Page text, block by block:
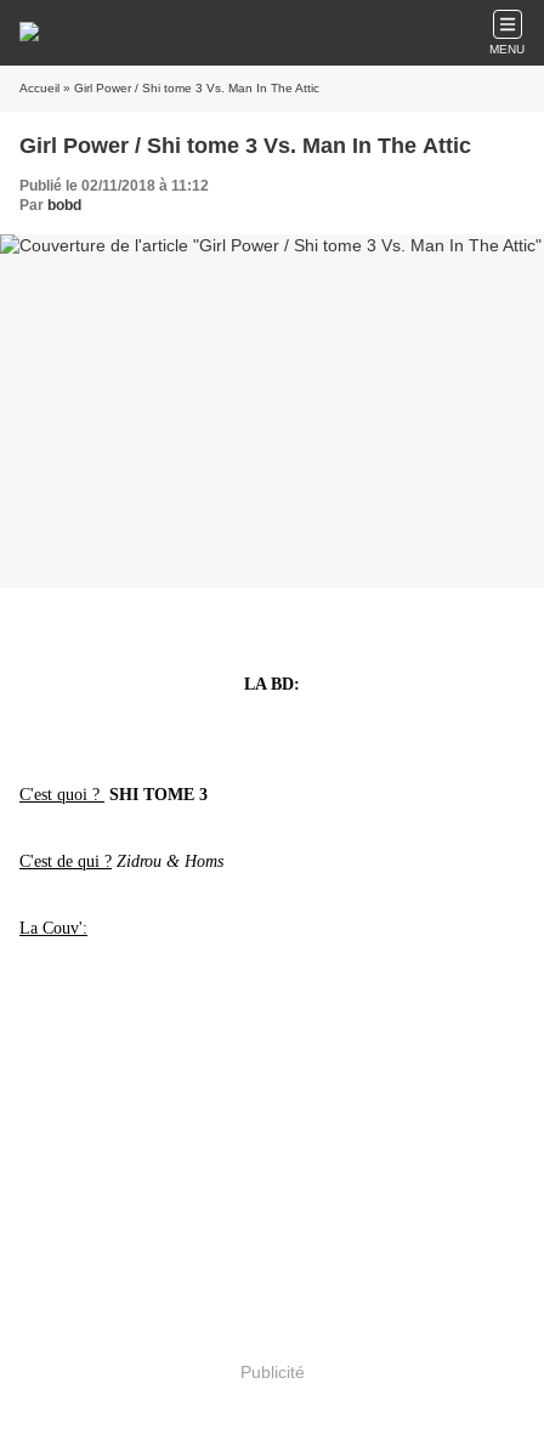
MENU
Accueil » Girl Power / Shi tome 3 Vs. Man In The Attic
Girl Power / Shi tome 3 Vs. Man In The Attic
Publié le 02/11/2018 à 11:12
Par bobd
LA BD:
C'est quoi ? SHI TOME 3
C'est de qui ? Zidrou & Homs
La Couv':
Publicité